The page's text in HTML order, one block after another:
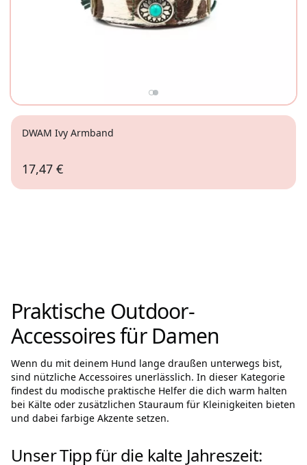
DWAM Ivy Armband
17,47 €
Praktische Outdoor-
Accessoires für Damen
Wenn du mit deinem Hund lange draußen unterwegs bist,
sind nützliche Accessoires unerlässlich. In dieser Kategorie
findest du modische praktische Helfer die dich warm halten
bei Kälte oder zusätzlichen Stauraum für Kleinigkeiten bieten
und dabei farbige Akzente setzen.
Unser Tipp für die kalte Jahreszeit: